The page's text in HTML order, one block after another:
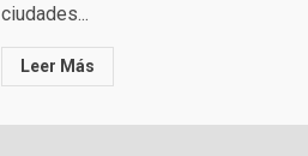
ciudades...
Leer Más